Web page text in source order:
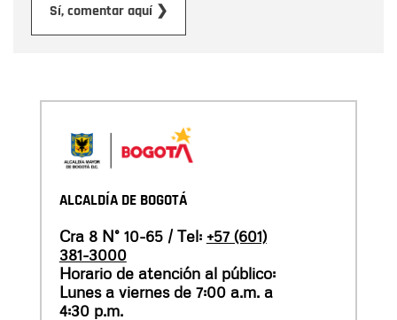
Sí, comentar aquí ❯
ALCALDÍA DE BOGOTÁ
Cra 8 N° 10-65 / Tel: +57 (601)
381-3000
Horario de atención al público:
Lunes a viernes de 7:00 a.m. a
4:30 p.m.